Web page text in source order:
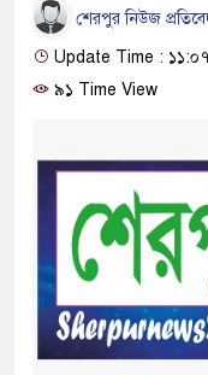
শেরপুর নিউজ
Update Time :
৯১ Time View